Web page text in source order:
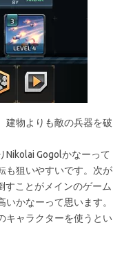
建物よりも敵の兵器を破
Nikolai Gogolかなーって
も狙いやすいです。次が
すことがメインのゲーム
かなーって思います。
キャラクターを使うとい